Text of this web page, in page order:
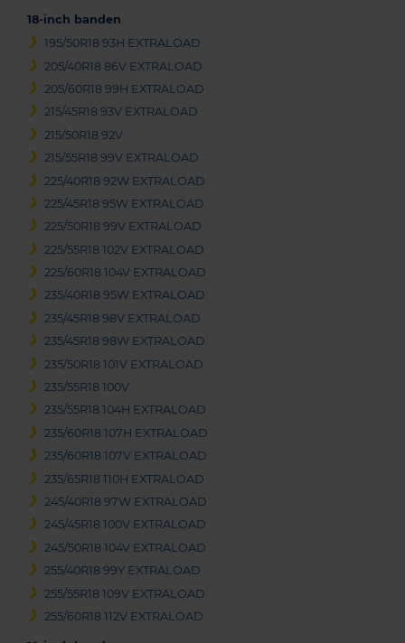
18-inch banden
195/50R18 93H EXTRALOAD
205/40R18 86V EXTRALOAD
205/60R18 99H EXTRALOAD
215/45R18 93V EXTRALOAD
215/50R18 92V
215/55R18 99V EXTRALOAD
225/40R18 92W EXTRALOAD
225/45R18 95W EXTRALOAD
225/50R18 99V EXTRALOAD
225/55R18 102V EXTRALOAD
225/60R18 104V EXTRALOAD
235/40R18 95W EXTRALOAD
235/45R18 98V EXTRALOAD
235/45R18 98W EXTRALOAD
235/50R18 101V EXTRALOAD
235/55R18 100V
235/55R18 104H EXTRALOAD
235/60R18 107H EXTRALOAD
235/60R18 107V EXTRALOAD
235/65R18 110H EXTRALOAD
245/40R18 97W EXTRALOAD
245/45R18 100V EXTRALOAD
245/50R18 104V EXTRALOAD
255/40R18 99Y EXTRALOAD
255/55R18 109V EXTRALOAD
255/60R18 112V EXTRALOAD